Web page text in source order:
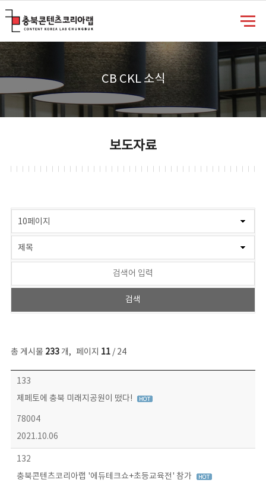
CB CKL 소식
보도자료
총 게시물 233개, 페이지 11/ 24
보도자료 목록 - 번호, 제목, 작성자, 파일, 조회수, 작성일 정보 제공
133
제페토에 충북 미래지공원이 떴다!
78004
2021.10.06
132
충북콘텐츠코리아랩 '에듀테크쇼+초등교육전' 참가